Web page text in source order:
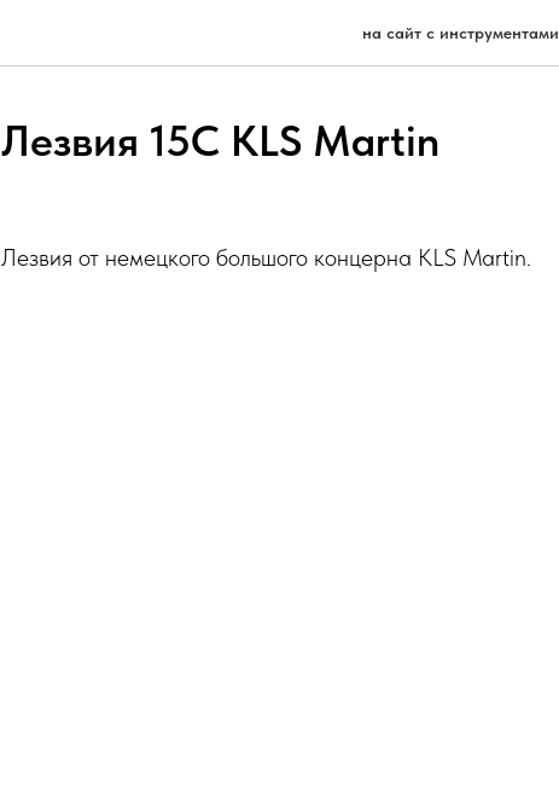
на сайт с инструментами
Лезвия 15С KLS Martin
Лезвия от немецкого большого концерна KLS Martin.